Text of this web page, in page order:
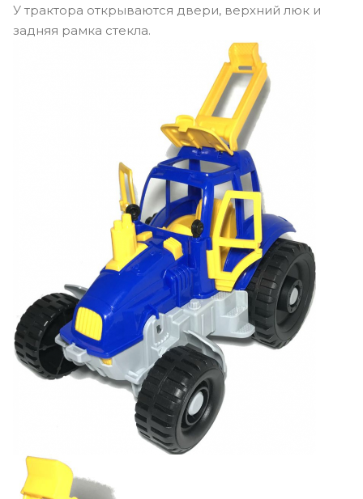
У трактора открываются двери, верхний люк и
задняя рамка стекла.